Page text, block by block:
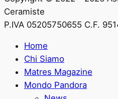
Ceramiste
P.IVA 05205750655 C.F.
Home
Chi Siamo
Matres Magazine
Mondo Pandora